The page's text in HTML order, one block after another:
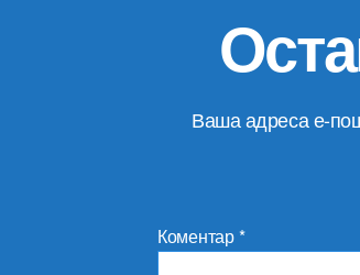
Ваша адреса е-
Коментар*